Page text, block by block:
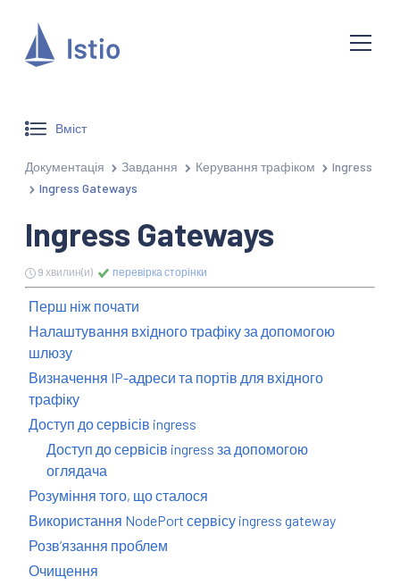
Вміст
Документація Завдання Керування трафіком
Ingress
Ingress Gateways
Ingress Gateways
9 хвилин(и) перевірка сторінки
Перш ніж почати
Налаштування вхідного трафіку за допомогою
шлюзу
Визначення IP-адреси та портів для вхідного
трафіку
Доступ до сервісів ingress
Доступ до сервісів ingress за допомогою
оглядача
Розуміння того, що сталося
Використання NodePort сервісу ingress gateway
Розвʼязання проблем
Очищення